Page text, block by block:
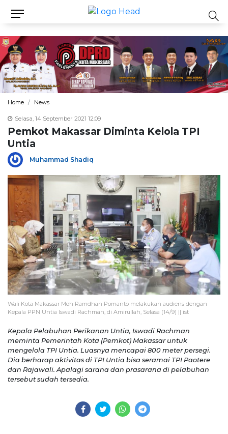
Home News
Selasa, 14 September 2021 12:09
Pemkot Makassar Diminta Kelola TPI
Untia
Muhammad Shadiq
Wali Kota Makassar Moh Ramdhan Pomanto melakukan audiens dengan
Kepala PPN Untia Iswadi Rachman, di Amirullah, Selasa (14/9) || ist
Kepala Pelabuhan Perikanan Untia, Iswadi Rachman
meminta Pemerintah Kota (Pemkot) Makassar untuk
mengelola TPI Untia. Luasnya mencapai 800 meter persegi.
Dia berharap aktivitas di TPI Untia bisa seramai TPI Paotere
dan Rajawali. Apalagi sarana dan prasarana di pelabuhan
tersebut sudah tersedia.